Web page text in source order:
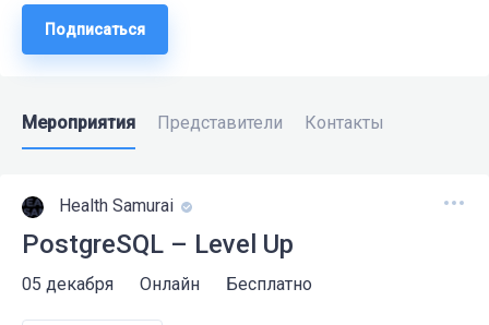
Подписаться
Мероприятия Представители Контакты
Health Samurai
PostgreSQL – Level Up
05 декабря Онлайн Бесплатно